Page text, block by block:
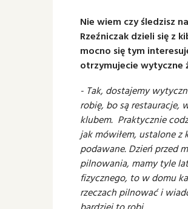
Nie wiem czy śledzisz
Rzeźniczak dzieli się z
mocno się tym
otrzymujecie wytyczne
- Tak, dostajemy
robię, bo są restauracje,
klubem. Praktycznie
jak mówiłem, ustalone
podawane. Dzień przed
pilnowania, mamy tyle
fizycznego, to w domu
rzeczach pilnować i